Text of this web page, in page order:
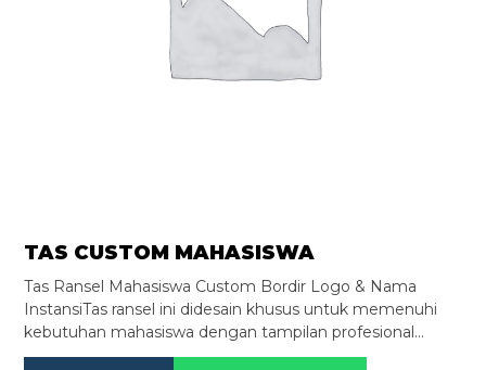
TAS CUSTOM MAHASISWA
Tas Ransel Mahasiswa Custom Bordir Logo & Nama
InstansiTas ransel ini didesain khusus untuk memenuhi
kebutuhan mahasiswa dengan tampilan profesional…